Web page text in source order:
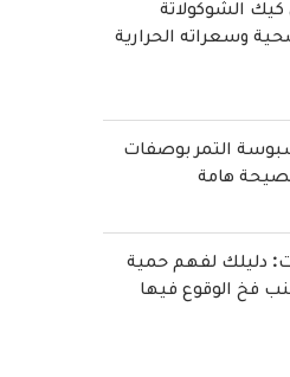
الشوكولاتة
وسعراته الحرارية
التمر بوصفات
هامة
دليلك لفهم حمية
فخ الوقوع فيها